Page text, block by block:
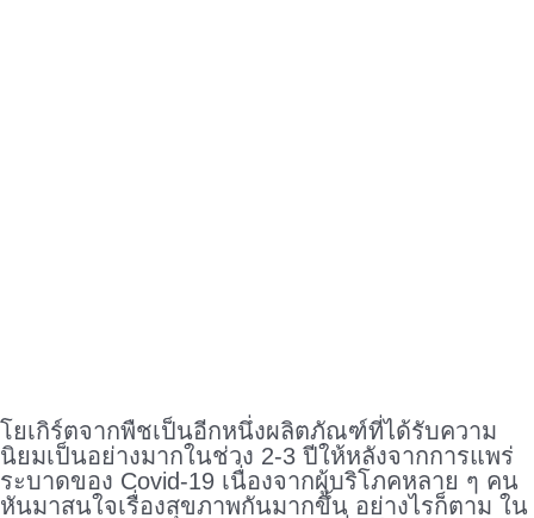
โยเกิร์ตจากพืชเป็นอีกหนึ่งผลิตภัณฑ์ที่ได้รับความ
นิยมเป็นอย่างมากในช่วง 2-3 ปีให้หลังจากการแพร่
ระบาดของ Covid-19 เนื่องจากผู้บริโภคหลาย ๆ คน
หันมาสนใจเรื่องสุขภาพกันมากขึ้น อย่างไรก็ตาม ใน